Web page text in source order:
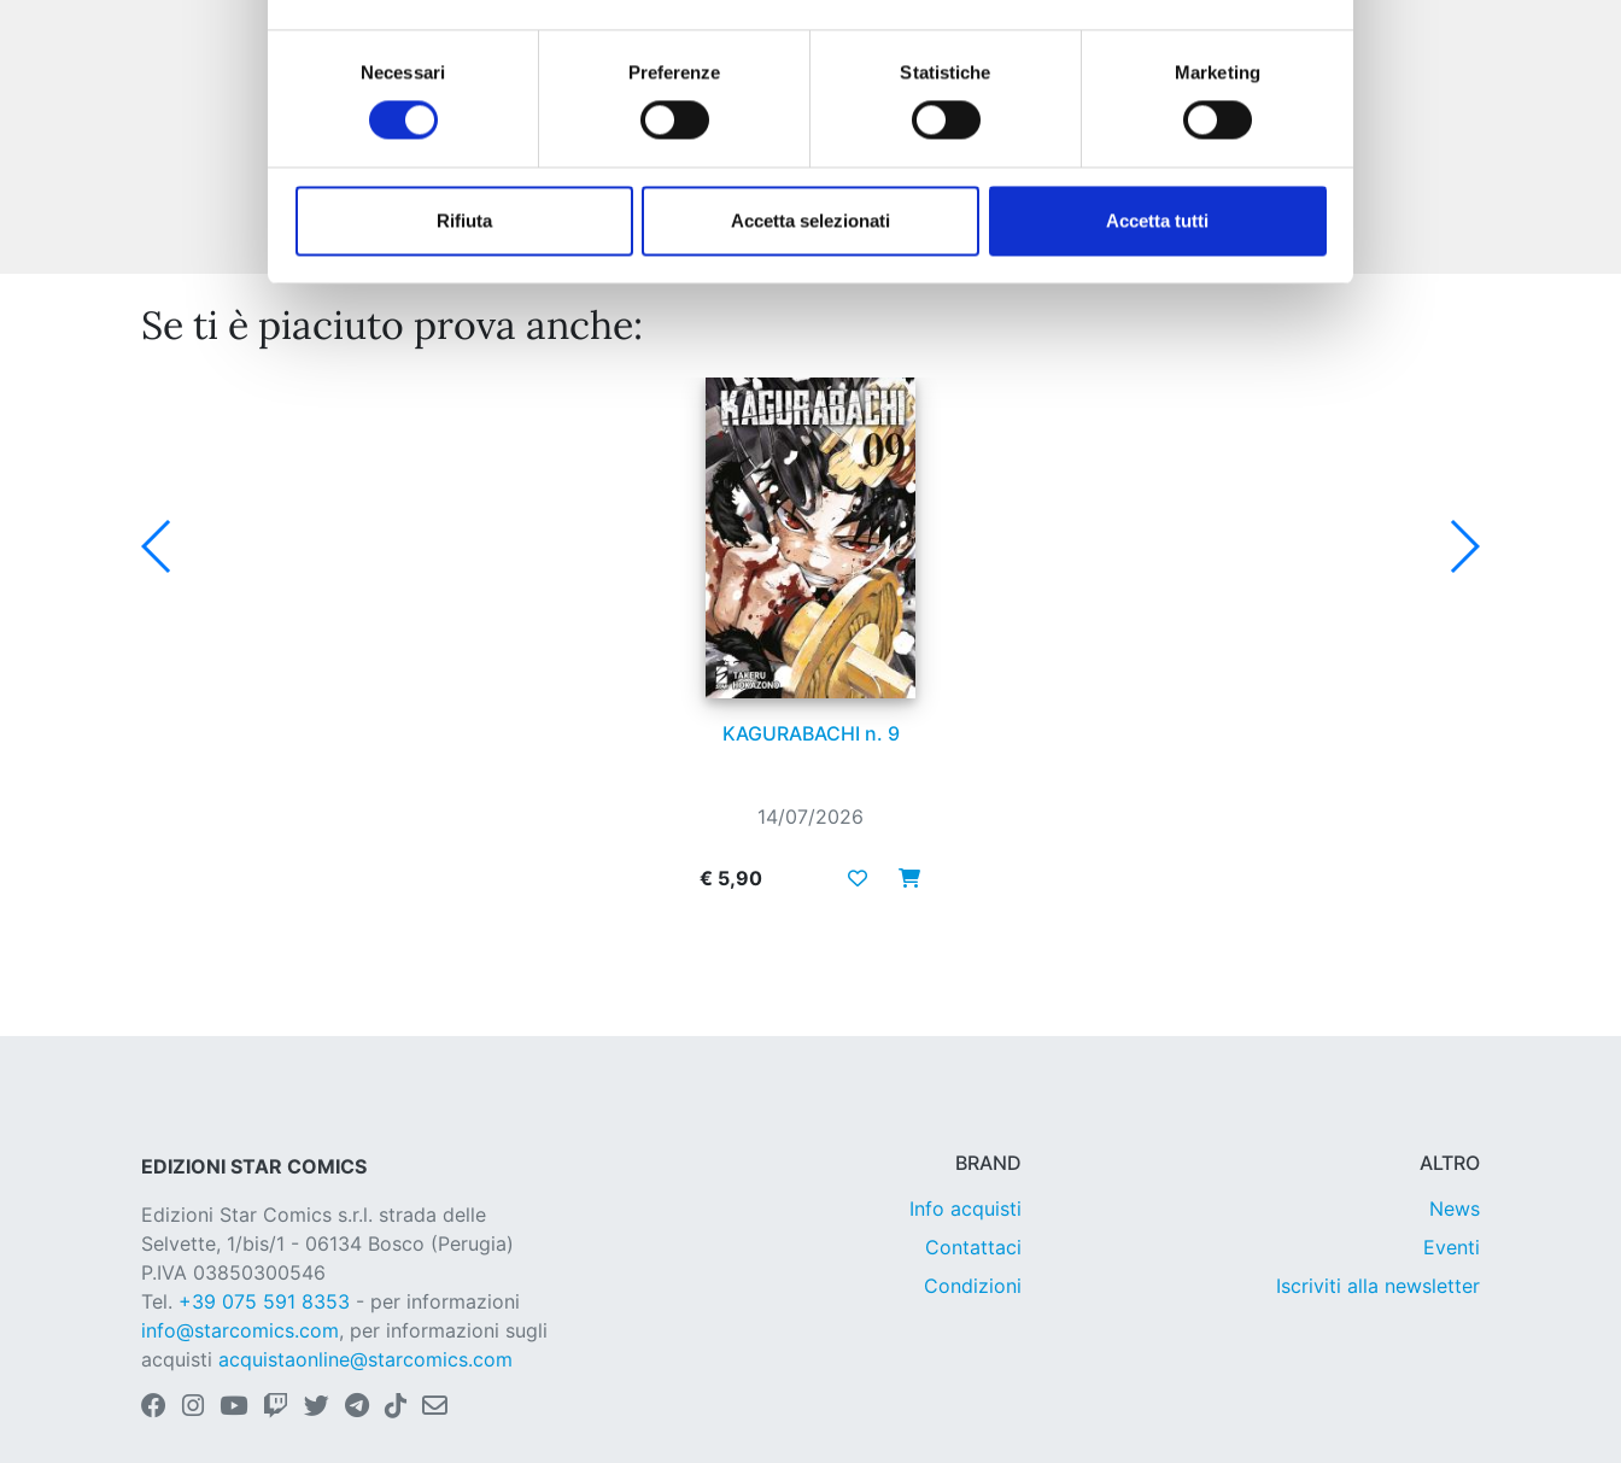
Necessari Preferenze Statistiche Marketing
Rifiuta Accetta selezionati Accetta tutti
€ 5,90
Mostra tutto
Se ti è piaciuto prova anche:
KAGURABACHI n. 9
14/07/2026
€ 5,90
EDIZIONI STAR COMICS
Edizioni Star Comics s.r.l. strada delle
Selvette, 1/bis/1 - 06134 Bosco (Perugia)
P.IVA 03850300546
Tel. +39 075 591 8353 - per informazioni
info@starcomics.com, per informazioni sugli
acquisti acquistaonline@starcomics.com
BRAND
Info acquisti
Contattaci
Condizioni
ALTRO
News
Eventi
Iscriviti alla newsletter